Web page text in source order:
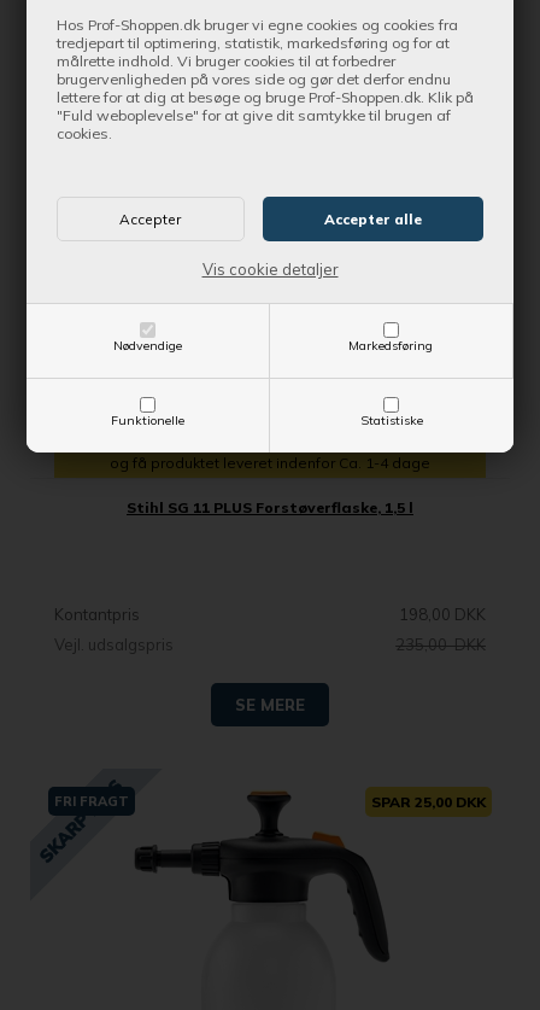
Hos Prof-Shoppen.dk bruger vi egne cookies og cookies fra
tredjepart til optimering, statistik, markedsføring og for at
målrette indhold. Vi bruger cookies til at forbedrer
brugervenligheden på vores side og gør det derfor endnu
lettere for at dig at besøge og bruge Prof-Shoppen.dk. Klik på
"Fuld weboplevelse" for at give dit samtykke til brugen af
cookies.
Nødvendige Markedsføring
Funktionelle Statistiske
Vis cookie detaljer
SPAR 37,00 DKK
og få produktet leveret indenfor Ca. 1-4 dage
Stihl SG 11 PLUS Forstøverflaske, 1,5 l
Kontantpris
198,00 DKK
Vejl. udsalgspris
235,00 DKK
SE MERE
FRI FRAGT SPAR 25,00 DKK